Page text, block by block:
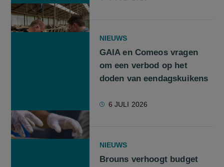
NIEUWS
GAIA en Comeos vragen
om een verbod op het
doden van eendagskuikens
6 JULI 2026
NIEUWS
Brouns verhoogt budget